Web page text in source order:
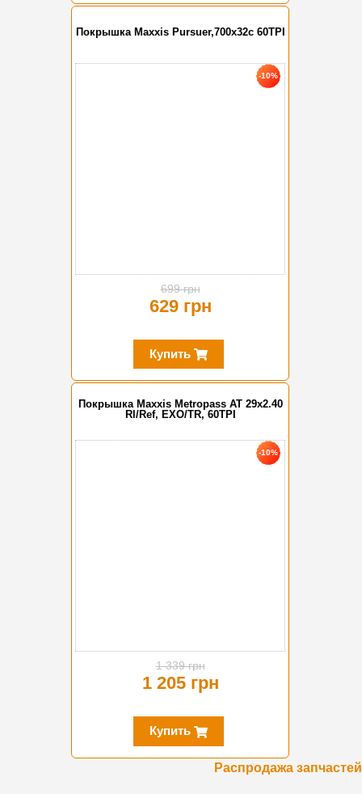
Покрышка Maxxis Pursuer,700x32c 60TPI
-10%
699 грн
629 грн
Купить
Покрышка Maxxis Metropass AT 29x2.40
Rl/Ref, EXO/TR, 60TPI
-10%
1 339 грн
1 205 грн
Купить
Распродажа запчастей